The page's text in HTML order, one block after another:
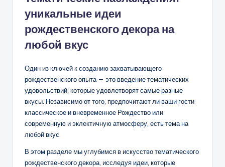
уникальные идеи
рождественского декора на
любой вкус
Один из ключей к созданию захватывающего
рождественского опыта — это введение тематических
удовольствий, которые удовлетворят самые разные
вкусы. Независимо от того, предпочитают ли ваши гости
классическое и вневременное Рождество или
современную и эклектичную атмосферу, есть тема на
любой вкус.
В этом разделе мы углубимся в искусство тематического
рождественского декора, исследуя идеи, которые